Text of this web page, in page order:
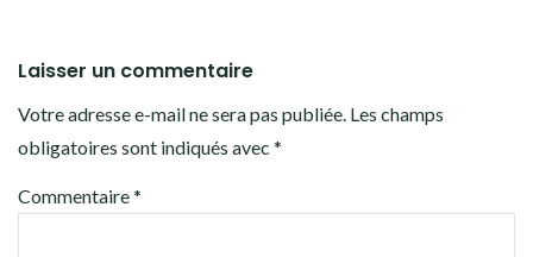
Laisser un commentaire
Votre adresse e-mail ne sera pas publiée. Les champs
obligatoires sont indiqués avec *
Commentaire*